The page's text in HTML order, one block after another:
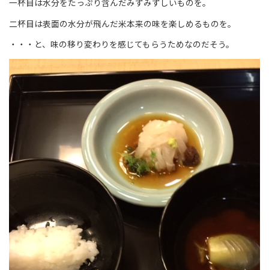
二杯目は表面の水分が飛んだ米本来の味を楽しめるものを。
・・・と、味の移り変わりを感じてもらうためなのだそう。